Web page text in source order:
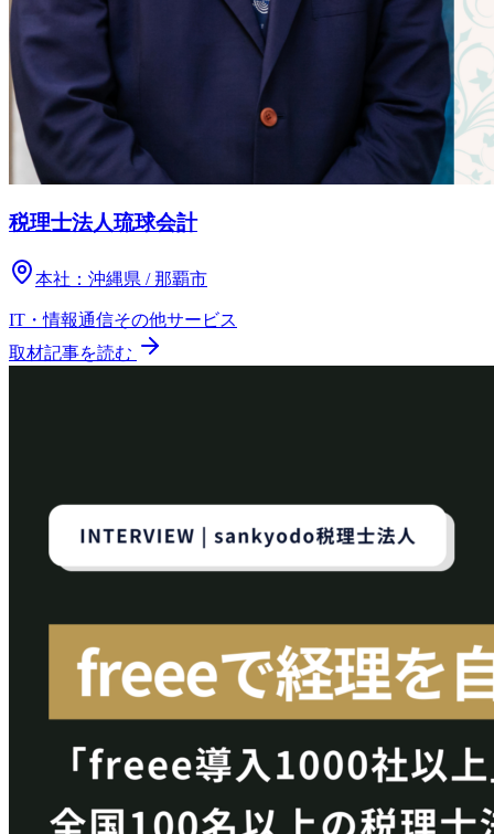
税理士法人琉球会計
本社： 沖縄県 / 那覇市
IT・情報通信その他サービス
取材記事を読む